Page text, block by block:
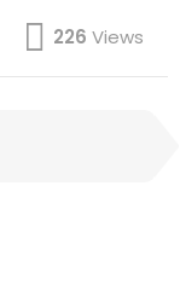
226 Views